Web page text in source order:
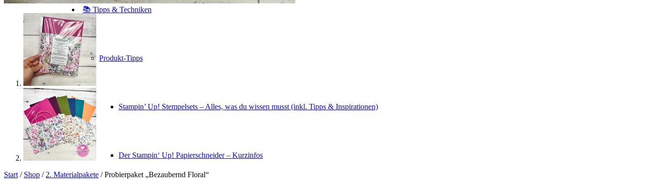
📚 Tipps & Techniken
Produkt-Tipps
Stampin’ Up! Stempelsets – Alles, was du wissen musst (inkl. Tipps & Inspirationen)
Der Stampin‘ Up! Papierschneider – Kurzinfos
Start / Shop / 2. Materialpakete / Probierpaket „Bezaubernd Floral“